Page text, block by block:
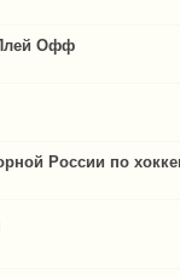
Офф
России по